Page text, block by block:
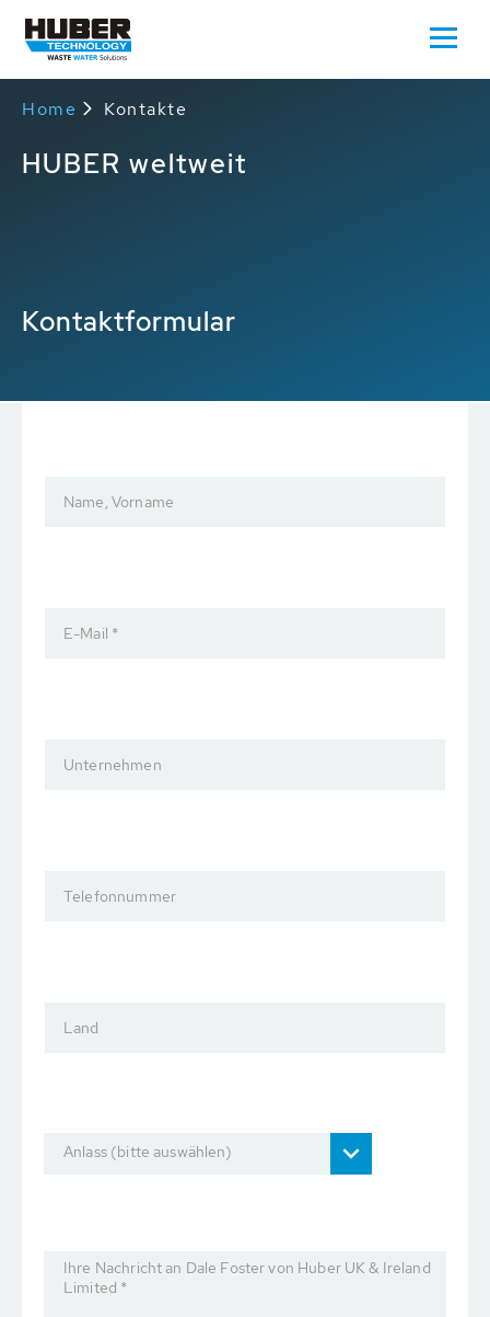
Home Kontakte
HUBER weltweit
Kontaktformular
Name, Vorname
E-Mail *
Unternehmen
Telefonnummer
Land
Anlass (bitte auswählen)
Ihre Nachricht an Dale Foster von Huber UK & Ireland
Limited *